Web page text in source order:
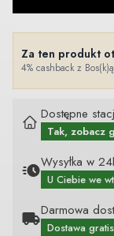
Za ten produkt
4% cashback z
Dostępne
Tak, zobacz
Wysyłka w
U Ciebie we
Darmowa
Dostawa